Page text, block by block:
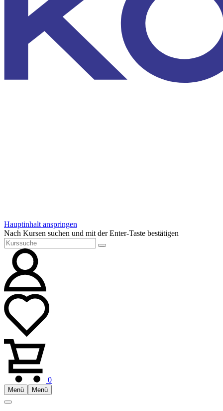
Hauptinhalt anspringen
Nach Kursen suchen und mit der Enter-Taste bestätigen
0
Menü Menü